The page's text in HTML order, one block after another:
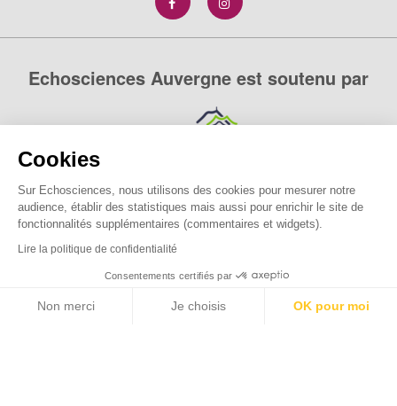
Cookies
Sur Echosciences, nous utilisons des cookies pour mesurer notre
audience, établir des statistiques mais aussi pour enrichir le site de
fonctionnalités supplémentaires (commentaires et widgets).
Lire la politique de confidentialité
Consentements certifiés par
Non merci Je choisis OK pour moi
Echosciences Auvergne est soutenu par